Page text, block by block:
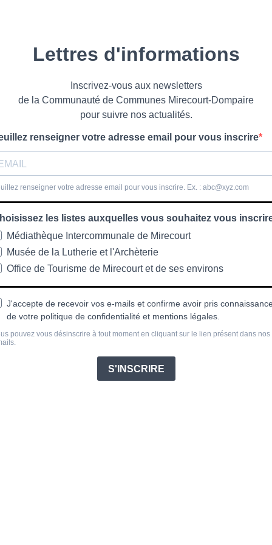
Lettres d'informations
Inscrivez-vous aux newsletters
de la Communauté de Communes Mirecourt-Dompaire
pour suivre nos actualités.
renseigner votre adresse email pour vous inscrire
renseigner votre adresse email pour vous inscrire. Ex. : abc@xyz.com
les listes auxquelles vous souhaitez vous
Médiathèque Intercommunale de Mirecourt
Musée de la Lutherie et l'Archèterie
Office de Tourisme de Mirecourt et de ses environs
J'accepte de recevoir vos e-mails et confirme avoir pris
de votre politique de confidentialité et mentions légales.
pouvez vous désinscrire à tout moment en cliquant sur le lien présent dans nos
S'INSCRIRE